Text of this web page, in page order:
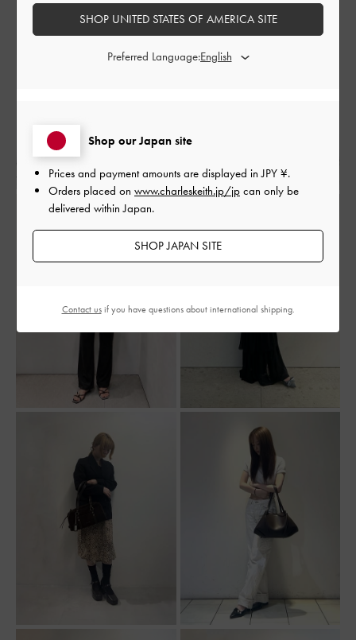
Shop our Japan site
Prices and payment amounts are displayed inJPY ¥.
Orders placed on www.charleskeith.jp/jp can only be
delivered within Japan.
SHOP JAPAN SITE
SHOP UNITED STATES OF AMERICA SITE
Preferred Language:
Contact usif you have questions about international shipping.